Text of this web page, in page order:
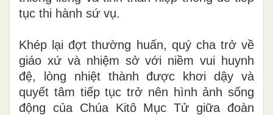
tục thi hành sứ vụ.
Khép lại đợt thường huấn, quý cha trở về
giáo xứ và nhiệm sở với niềm vui huynh
đệ, lòng nhiệt thành được khơi dậy và
quyết tâm tiếp tục trở nên hình ảnh sống
động của Chúa Kitô Mục Tử giữa đoàn